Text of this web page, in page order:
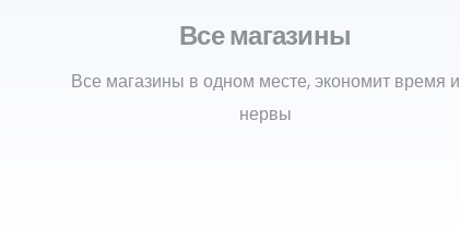
Все магазины
Все магазины в одном месте, экономит время и
нервы